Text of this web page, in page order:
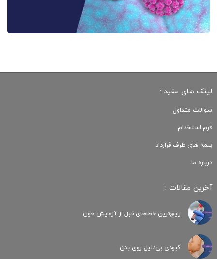
لینک های مفید :
سوالات متداول
فرم استخدام
بیمه های طرف قرارداد
درباره ما
آخرین مقالات :
رایج‌ترین خطاهای قبل از آزمایش خون
کبودی‌ بی‌دلیل روی بدن